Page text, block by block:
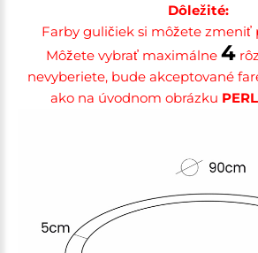
Dôležité:
Farby guličiek si môžete zmeniť
Môžete vybrať maximálne 4
nevyberiete, bude akceptované
ako na úvodnom obrázku